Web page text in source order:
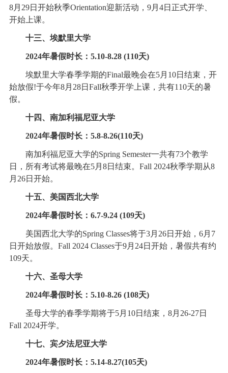
8月29日开始秋季Orientation迎新活动，9月4日正式开学、
开始上课。
十三、埃默里大学
2024年暑假时长：5.10-8.28 (110天)
埃默里大学春季学期的Final最晚会在5月10日结束，开
始放假!于今年8月28日Fall秋季开学上课，共有110天的暑
假。
十四、南加利福尼亚大学
2024年暑假时长：5.8-8.26(110天)
南加利福尼亚大学的Spring Semester一共有73个教学
日，所有考试将最晚在5月8日结束。Fall 2024秋季学期从8
月26日开始。
十五、美国西北大学
2024年暑假时长：6.7-9.24 (109天)
美国西北大学的Spring Classes将于3月26日开始，6月7
日开始放假。Fall 2024 Classes于9月24日开始，暑假共有约
109天。
十六、圣母大学
2024年暑假时长：5.10-8.26 (108天)
圣母大学的春季学期将于5月10日结束，8月26-27日
Fall 2024开学。
十七、宾夕法尼亚大学
2024年暑假时长：5.14-8.27(105天)